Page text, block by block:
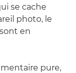
se cache
photo, le
en
pure,